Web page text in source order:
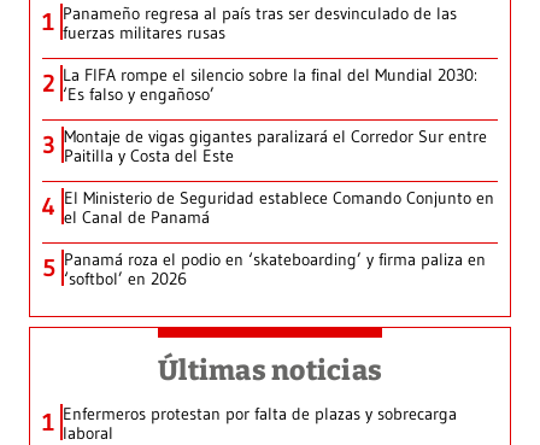
1 Panameño regresa al país tras ser desvinculado de las
fuerzas militares rusas
2 La FIFA rompe el silencio sobre la final del Mundial 2030:
‘Es falso y engañoso’
3 Montaje de vigas gigantes paralizará el Corredor Sur entre
Paitilla y Costa del Este
4 El Ministerio de Seguridad establece Comando Conjunto en
el Canal de Panamá
5 Panamá roza el podio en ‘skateboarding’ y firma paliza en
‘softbol’ en 2026
Últimas noticias
1 Enfermeros protestan por falta de plazas y sobrecarga
laboral